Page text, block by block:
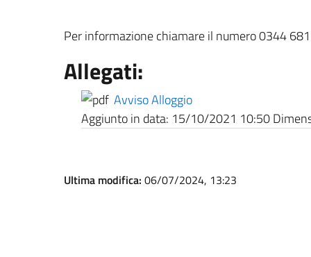
Per informazione chiamare il numero 0344
Allegati:
Avviso Alloggio
Aggiunto in data: 15/10/2021 10:50
Ultima modifica: 06/07/2024, 13:23